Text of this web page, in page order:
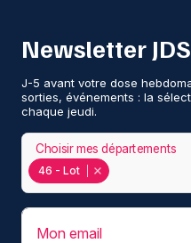
Newsletter
J-5 avant votre dose
sorties, événements : la
chaque jeudi.
46 - Lot
Choisir mes départements
Mon email